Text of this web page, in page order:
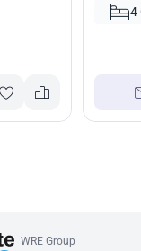
505784
WRE Group